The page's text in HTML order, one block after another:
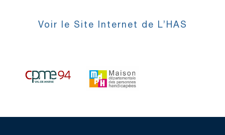
Voir le Site Internet de L’HAS